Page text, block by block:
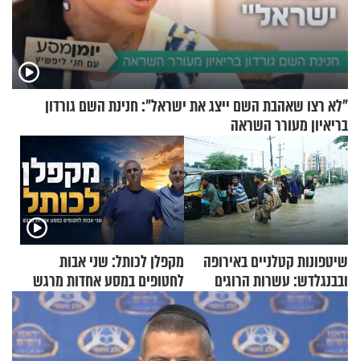
"לא רצו שאהבת השם ייצג את ישראל": חנינת השם גורדון
בריאיון מעורר השראה
שיטפונות קטלניים באירופה
ובבנגלדש: עשרות הרוגים
ומיליון נפגעים
מקפלן לכותל: שני אבות
לחטופים במסע אחדות מרגש